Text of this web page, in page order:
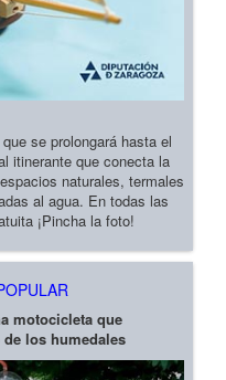
se prolongará hasta el
itinerante que conecta la
naturales, termales
al agua. En todas las
¡Pincha la foto!
motocicleta que
los humedales